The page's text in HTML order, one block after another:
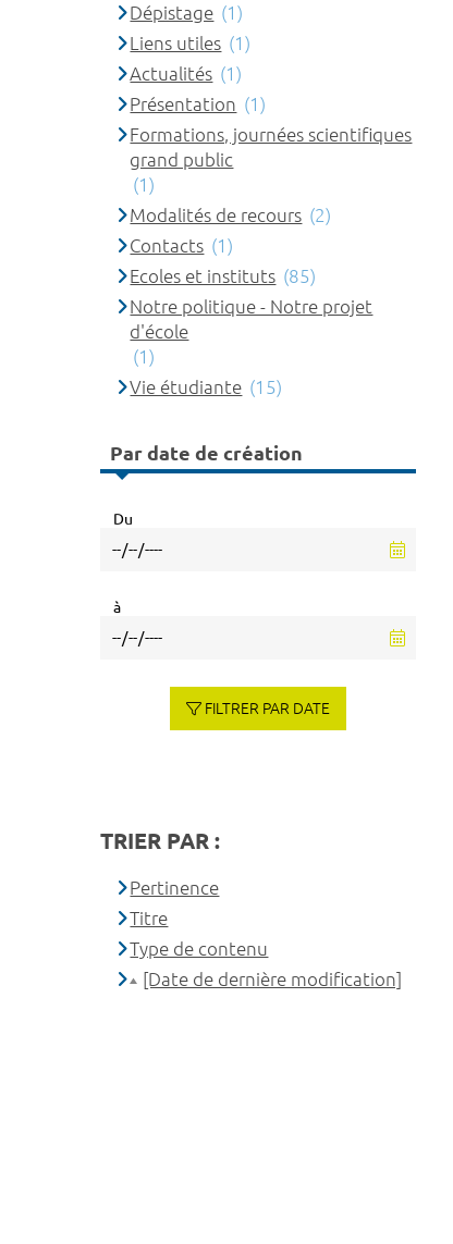
Dépistage (1)
Liens utiles (1)
Actualités (1)
Présentation (1)
Formations, journées scientifiques
grand public
(1)
Modalités de recours (2)
Contacts (1)
Ecoles et instituts (85)
Notre politique - Notre projet
d'école
(1)
Vie étudiante (15)
Par date de création
Du
à
FILTRER PAR DATE
TRIER PAR :
Pertinence
Titre
Type de contenu
[Date de dernière modification]